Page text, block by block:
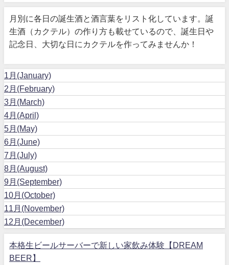
月別に各日の誕生酒と酒言葉をリスト化しています。誕
生酒（カクテル）の作り方も載せているので、誕生日や
記念日、大切な日にカクテルを作ってみませんか！
1月(January)
2月(February)
3月(March)
4月(April)
5月(May)
6月(June)
7月(July)
8月(August)
9月(September)
10月(October)
11月(November)
12月(December)
本格生ビールサーバーで新しい家飲み体験【DREAM
BEER】